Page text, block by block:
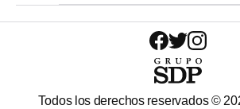
Todos los derechos reservados ©